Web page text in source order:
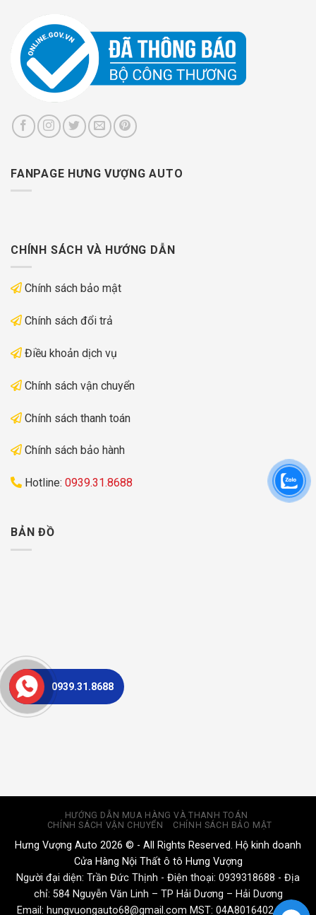
FANPAGE HƯNG VƯỢNG AUTO
CHÍNH SÁCH VÀ HƯỚNG DẪN
Chính sách bảo mật
Chính sách đổi trả
Điều khoản dịch vụ
Chính sách vận chuyển
Chính sách thanh toán
Chính sách bảo hành
Hotline: 0939.31.8688
BẢN ĐỒ
HƯỚNG DẪN MUA HÀNG VÀ THANH TOÁN
CHÍNH SÁCH VẬN CHUYỂN
CHÍNH SÁCH BẢO MẬT
Hưng Vượng Auto 2026 © - All Rights Reserved. Hộ kinh doanh
Cửa Hàng Nội Thất ô tô Hưng Vượng
Người đại diện: Trần Đức Thịnh - Điện thoại: 0939318688 - Địa
chỉ: 584 Nguyễn Văn Linh – TP Hải Dương – Hải Dương
Email: hungvuongauto68@gmail.com MST: 04A8016402 Ngày
0939.31.8688